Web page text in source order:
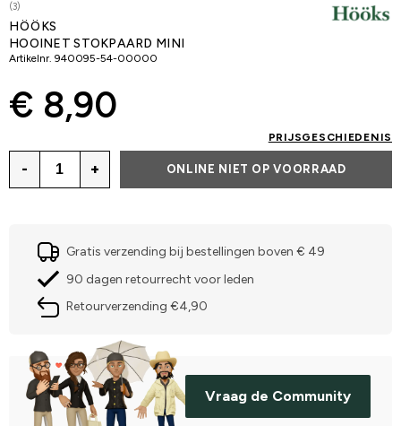
(3)
HÖÖKS
HOOINET STOKPAARD MINI
Artikelnr. 940095-54-00000
€ 8,90
PRIJSGESCHIEDENIS
- + ONLINE NIET OP VOORRAAD
Gratis verzending bij bestellingen boven € 49
90 dagen retourrecht voor leden
Retourverzending €4,90
Vraag de Community